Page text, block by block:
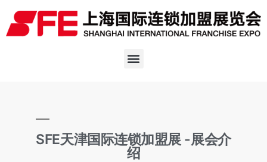
SFE天津国际连锁加盟展 -展会介
绍